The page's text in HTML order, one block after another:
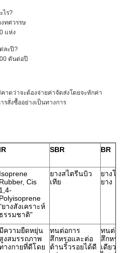
ไร?
ทศวรรษ
แห่ง
ละปี?
ตันต่อปี
าดว่าจะต้องจ่ายค่าจัดส่งโดยจะหักค่า
รสั่งซื้ออย่างเป็นทางการ
IR SBR BR
Isoprene
Rubber, Cis
1,4-
Polyisoprene
ยางสังเคราะห์
ธรรมชาติ"
ยางสไตรีนบิว
เทีย
ยางโ
ยาง
ความยืดหยุ่น
สูงสมรรถภาพ
างกายที่ดีโดย
ทนต่อการ
สึกหรอและต่อ
ต้านริ้วรอยได้ดี
ทนต่อ
สึกหร
เดียว